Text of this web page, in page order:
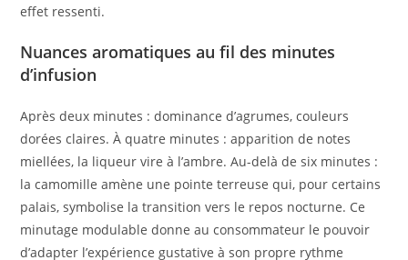
effet ressenti.
Nuances aromatiques au fil des minutes
d’infusion
Après deux minutes : dominance d’agrumes, couleurs
dorées claires. À quatre minutes : apparition de notes
miellées, la liqueur vire à l’ambre. Au-delà de six minutes :
la camomille amène une pointe terreuse qui, pour certains
palais, symbolise la transition vers le repos nocturne. Ce
minutage modulable donne au consommateur le pouvoir
d’adapter l’expérience gustative à son propre rythme